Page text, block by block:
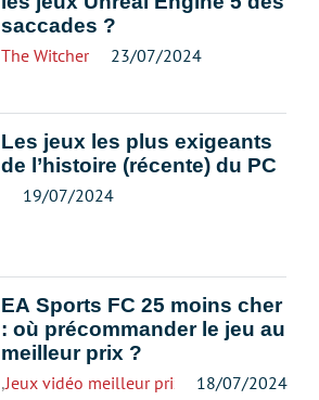
saccades ?
The Witcher 23/07/2024
Les jeux les plus exigeants
de l’histoire (récente) du PC
19/07/2024
EA Sports FC 25 moins cher
: où précommander le jeu au
meilleur prix ?
,Jeux vidéo meilleur prix 18/07/2024